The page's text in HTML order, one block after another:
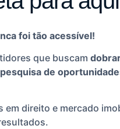
foi tão acessível!
que buscam
pesquisa de
direito e mercado